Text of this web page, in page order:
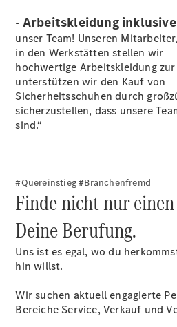
Maybach
EQS SUV –
elektrisch
Der neue
GLB
Der neue
GLB –
elektrisch
GLC SUV
GLE SUV
GLE Coupé
GLS
Mercedes-
G-Klasse
T-Modelle
- Arbeitskleidung inklusive
unser Team! Unseren
in den Werkstätten stellen wir
hochwertige Arbeitskleidung
unterstützen wir den Kauf von
Sicherheitsschuhen durch
sicherzustellen, dass unsere
sind.“
#Quereinstieg #Branchenfremd
Finde nicht nur
Deine Berufung.
Uns ist es egal, wo du
hin willst.
Wir suchen aktuell engagierte
Bereiche Service, Verkauf und